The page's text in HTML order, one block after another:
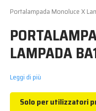
Portalampada Monoluce X
LAMPADA
Leggi di più
Solo per utilizzatori